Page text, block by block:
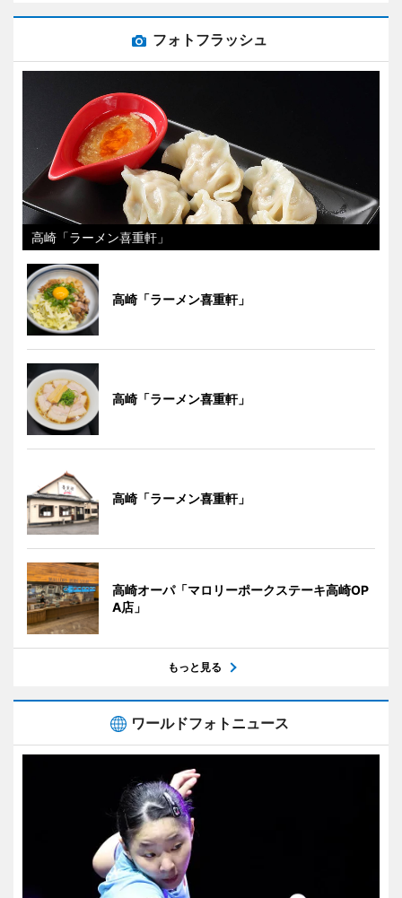
フォトフラッシュ
高崎「ラーメン喜重軒」
高崎「ラーメン喜重軒」
高崎「ラーメン喜重軒」
高崎「ラーメン喜重軒」
高崎オーパ「マロリーポークステーキ高崎OP
A店」
もっと見る
ワールドフォトニュース